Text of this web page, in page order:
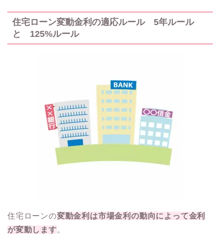
住宅ローン変動金利の適応ルール 5年ルール
と 125%ルール
住宅ローンの変動金利は市場金利の動向によって金利
が変動します。